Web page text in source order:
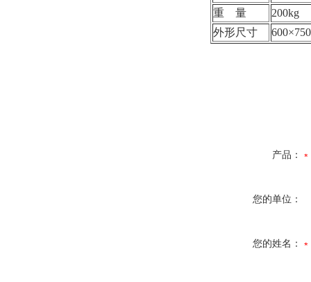
重 量
200kg
外形尺寸
产品：
您的单位：
您的姓名：